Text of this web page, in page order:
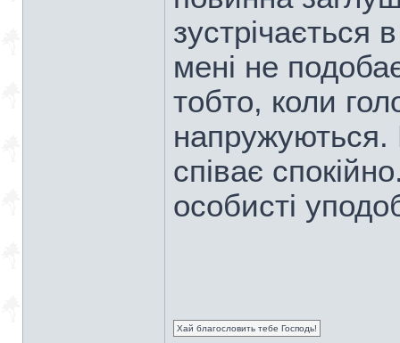
зустрічається
мені не
тобто, коли
напружуються.
співає
особисті
Хай благословить тебе Господь!